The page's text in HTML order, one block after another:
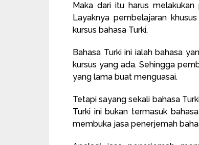
Maka dari itu harus
Layaknya pembelajaran
kursus bahasa Turki.
Bahasa Turki ini ialah bahasa
kursus yang ada. Sehingga
yang lama buat menguasai.
Tetapi sayang sekali bahasa
Turki ini bukan termasuk
membuka jasa penerjemah